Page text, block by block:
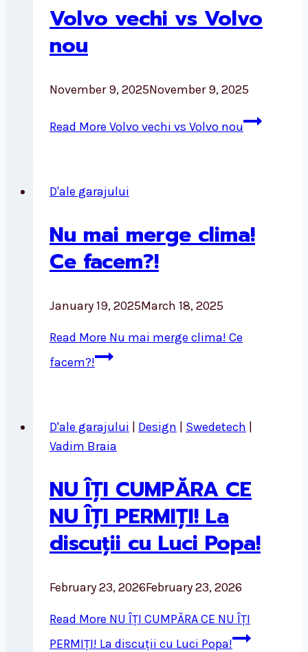
Volvo vechi vs Volvo
nou
November 9, 2025November 9, 2025
Read More Volvo vechi vs Volvo nou
D'ale garajului
Nu mai merge clima!
Ce facem?!
January 19, 2025March 18, 2025
Read More Nu mai merge clima! Ce
facem?!
D'ale garajului Design Swedetech
Vadim Braia
NU ÎȚI CUMPĂRA CE
NU ÎȚI PERMIȚI! La
discuții cu Luci Popa!
February 23, 2026February 23, 2026
Read More NU ÎȚI CUMPĂRA CE NU ÎȚI
PERMIȚI! La discuții cu Luci Popa!